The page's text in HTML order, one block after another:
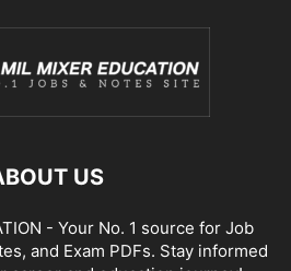
US
- Your No. 1 source for Job
and Exam PDFs. Stay informed